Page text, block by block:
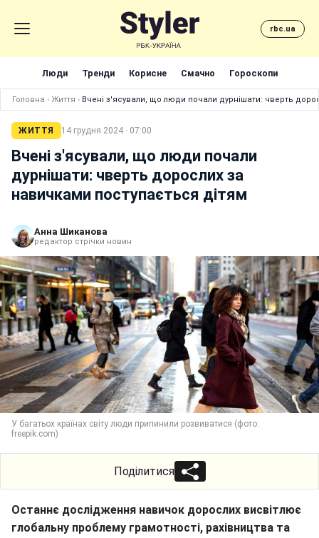
rbc.ua
Люди Тренди Корисне Смачно Гороскопи
Головна › Життя › Вчені з'ясували, що люди почали дурнішати: чверть
ЖИТТЯ 14 грудня 2024 · 07:00
Вчені з'ясували, що люди почали
дурнішати: чверть дорослих за
навичками поступається дітям
Анна Шиканова
редактор стрічки новин
У багатьох країнах світу люди припинили розвиватися (фото:
freepik.com)
Поділитися
Останнє дослідження навичок дорослих висвітлює
глобальну проблему грамотності, рахівництва та